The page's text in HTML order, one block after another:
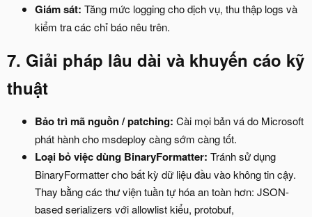
Giám sát: Tăng mức logging cho dịch vụ, thu thập logs và
kiểm tra các chỉ báo nêu trên.
7. Giải pháp lâu dài và khuyến cáo kỹ
thuật​
Bảo trì mã nguồn / patching: Cài mọi bản vá do Microsoft
phát hành cho msdeploy càng sớm càng tốt.
Loại bỏ việc dùng BinaryFormatter: Tránh sử dụng
BinaryFormatter cho bất kỳ dữ liệu đầu vào không tin cậy.
Thay bằng các thư viện tuần tự hóa an toàn hơn: JSON-
based serializers với allowlist kiểu, protobuf,